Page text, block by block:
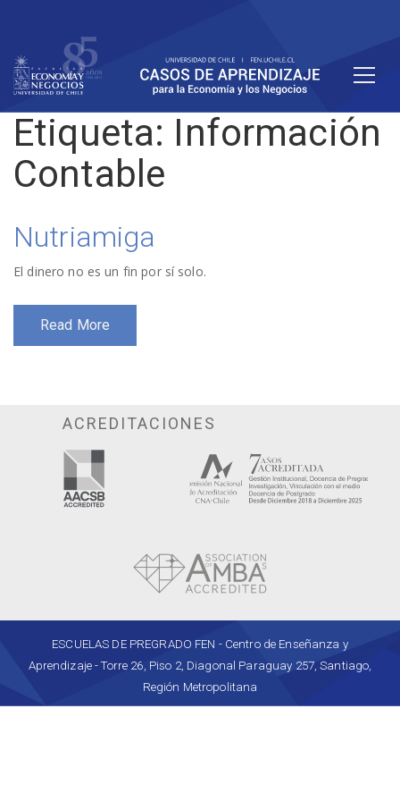
Etiqueta: Información
Contable
Nutriamiga
El dinero no es un fin por sí solo.
Read More
ACREDITACIONES
ESCUELAS DE PREGRADO FEN - Centro de Enseñanza y
Aprendizaje - Torre 26, Piso 2, Diagonal Paraguay 257, Santiago,
Región Metropolitana